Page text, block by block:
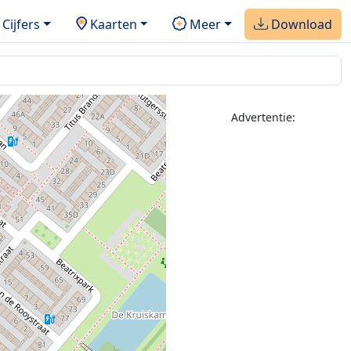
Cijfers Kaarten Meer Download
Advertentie: